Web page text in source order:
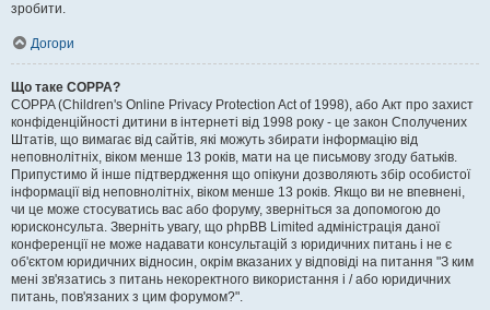
зробити.
Догори
Що таке COPPA?
COPPA (Children's Online Privacy Protection Act of 1998), або Акт про захист
конфіденційності дитини в інтернеті від 1998 року - це закон Сполучених
Штатів, що вимагає від сайтів, які можуть збирати інформацію від
неповнолітніх, віком менше 13 років, мати на це письмову згоду батьків.
Припустимо й інше підтвердження що опікуни дозволяють збір особистої
інформації від неповнолітніх, віком менше 13 років. Якщо ви не впевнені,
чи це може стосуватись вас або форуму, зверніться за допомогою до
юрисконсульта. Зверніть увагу, що phpBB Limited адміністрація даної
конференції не може надавати консультацій з юридичних питань і не є
об'єктом юридичних відносин, окрім вказаних у відповіді на питання "З ким
мені зв'язатись з питань некоректного використання і / або юридичних
питань, пов'язаних з цим форумом?".